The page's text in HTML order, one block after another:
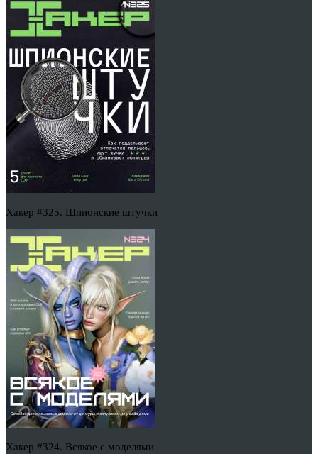
Хакер #325. Шпионские штучки
Хакер #324. Всякое с моделями